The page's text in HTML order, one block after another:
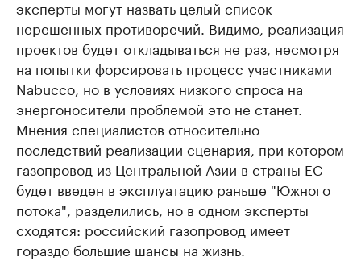
эксперты могут назвать целый список
нерешенных противоречий. Видимо, реализация
проектов будет откладываться не раз, несмотря
на попытки форсировать процесс участниками
Nabucco, но в условиях низкого спроса на
энергоносители проблемой это не станет.
Мнения специалистов относительно
последствий реализации сценария, при котором
газопровод из Центральной Азии в страны ЕС
будет введен в эксплуатацию раньше "Южного
потока", разделились, но в одном эксперты
сходятся: российский газопровод имеет
гораздо большие шансы на жизнь.